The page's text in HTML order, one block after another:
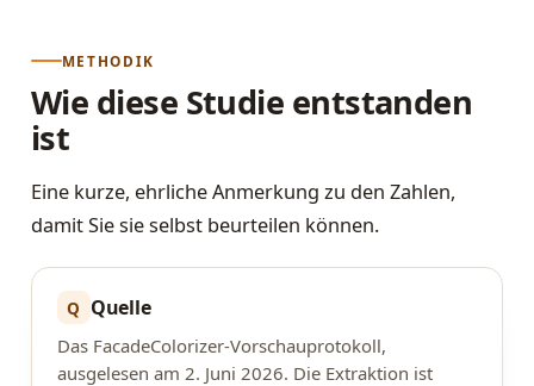
METHODIK
Wie diese Studie entstanden
ist
Eine kurze, ehrliche Anmerkung zu den Zahlen,
damit Sie sie selbst beurteilen können.
Q Quelle
Das FacadeColorizer-Vorschauprotokoll,
ausgelesen am 2. Juni 2026. Die Extraktion ist